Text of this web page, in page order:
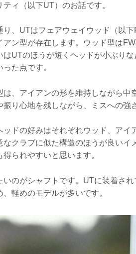
ティ（以下UT）のお話です。
り、UTはフェアウェイウッド（以
アン型が存在します。ウッド型は
はUTのほうが短くヘッドが小ぶり
た点です。
は、アイアンの形を維持しながら
振り心地を残しながら、ミスへの強
ッドの好みはそれぞれウッド、ア
なクラブに似た構造のほうが良い
得られやすいと思います。
いのがシャフトです。UTに装着さ
、軽めのモデルが多いです。